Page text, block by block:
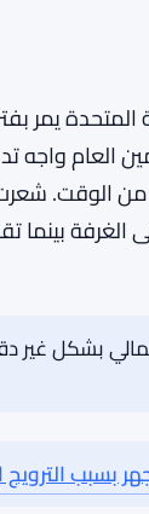
في
اللجنة.
لم يتم
يمر
بينما